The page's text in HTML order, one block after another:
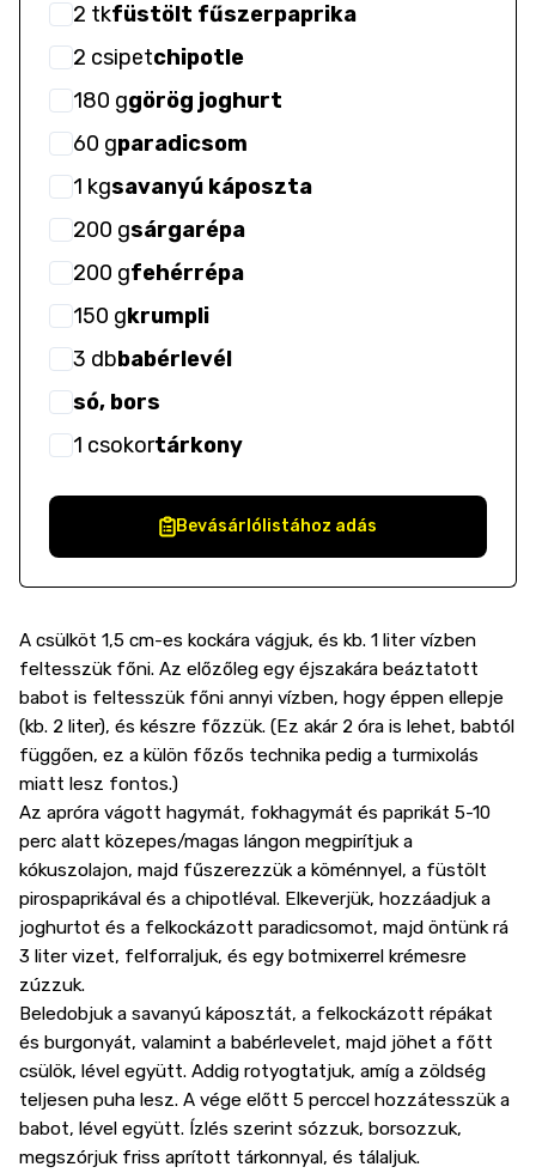
2 tkfüstölt fűszerpaprika
2 csipetchipotle
180 ggörög joghurt
60 gparadicsom
1 kgsavanyú káposzta
200 gsárgarépa
200 gfehérrépa
150 gkrumpli
3 dbbabérlevél
só, bors
1 csokortárkony
Bevásárlólistához adás
A csülköt 1,5 cm-es kockára vágjuk, és kb. 1 liter vízben
feltesszük főni. Az előzőleg egy éjszakára beáztatott
babot is feltesszük főni annyi vízben, hogy éppen ellepje
(kb. 2 liter), és készre főzzük. (Ez akár 2 óra is lehet, babtól
függően, ez a külön főzős technika pedig a turmixolás
miatt lesz fontos.)
Az apróra vágott hagymát, fokhagymát és paprikát 5-10
perc alatt közepes/magas lángon megpirítjuk a
kókuszolajon, majd fűszerezzük a köménnyel, a füstölt
pirospaprikával és a chipotléval. Elkeverjük, hozzáadjuk a
joghurtot és a felkockázott paradicsomot, majd öntünk rá
3 liter vizet, felforraljuk, és egy botmixerrel krémesre
zúzzuk.
Beledobjuk a savanyú káposztát, a felkockázott répákat
és burgonyát, valamint a babérlevelet, majd jöhet a főtt
csülök, lével együtt. Addig rotyogtatjuk, amíg a zöldség
teljesen puha lesz. A vége előtt 5 perccel hozzátesszük a
babot, lével együtt. Ízlés szerint sózzuk, borsozzuk,
megszórjuk friss aprított tárkonnyal, és tálaljuk.